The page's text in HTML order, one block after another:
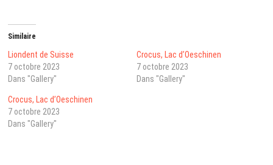
Similaire
Liondent de Suisse
7 octobre 2023
Dans "Gallery"
Crocus, Lac d’Oeschinen
7 octobre 2023
Dans "Gallery"
Crocus, Lac d’Oeschinen
7 octobre 2023
Dans "Gallery"